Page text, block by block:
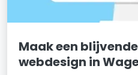
Maak een
webdesign in